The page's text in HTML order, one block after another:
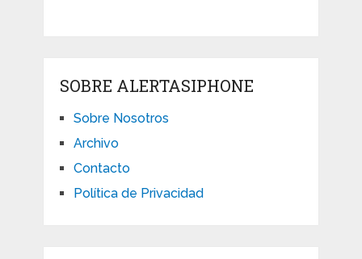
SOBRE ALERTASIPHONE
Sobre Nosotros
Archivo
Contacto
Política de Privacidad